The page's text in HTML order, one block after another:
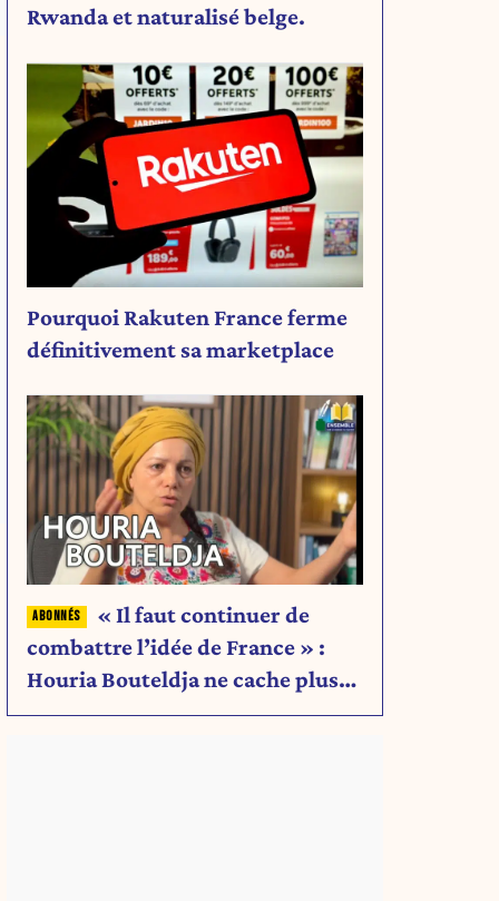
Rwanda et naturalisé belge.
Pourquoi Rakuten France ferme
définitivement sa marketplace
« Il faut continuer de
combattre l’idée de France » :
Houria Bouteldja ne cache plus
rien de son projet